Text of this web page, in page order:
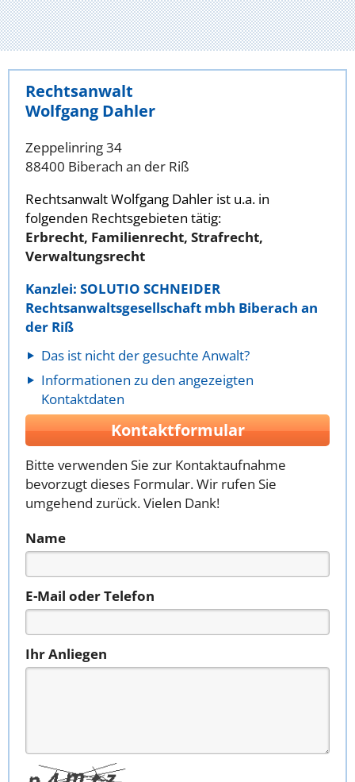
Rechtsanwalt
Wolfgang Dahler
Zeppelinring 34
88400 Biberach an der Riß
Rechtsanwalt Wolfgang Dahler ist u.a. in
folgenden Rechtsgebieten tätig:
Erbrecht, Familienrecht, Strafrecht,
Verwaltungsrecht
Kanzlei: SOLUTIO SCHNEIDER
Rechtsanwaltsgesellschaft mbh Biberach an
der Riß
Das ist nicht der gesuchte Anwalt?
Informationen zu den angezeigten
Kontaktdaten
Kontaktformular
Bitte verwenden Sie zur Kontaktaufnahme
bevorzugt dieses Formular. Wir rufen Sie
umgehend zurück. Vielen Dank!
Name
E-Mail oder Telefon
Ihr Anliegen